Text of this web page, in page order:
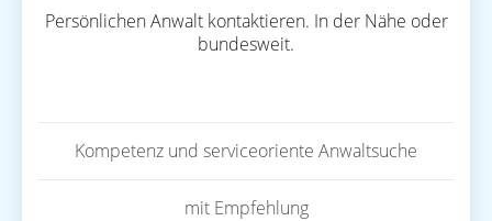
Persönlichen Anwalt kontaktieren. In der Nähe oder
bundesweit.
Kompetenz und serviceoriente Anwaltsuche
mit Empfehlung